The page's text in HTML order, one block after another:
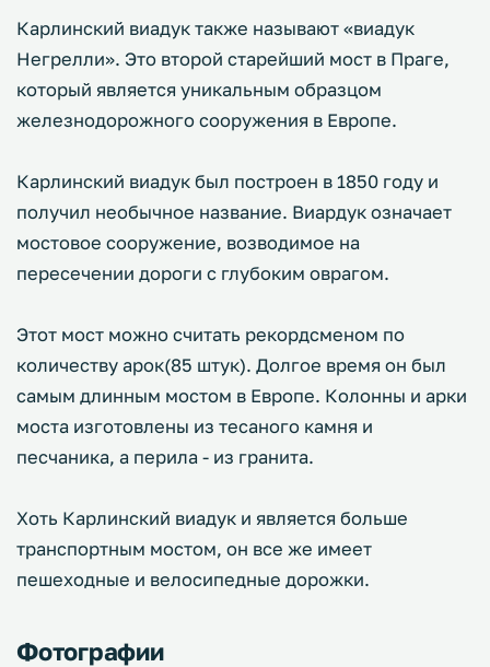
Карлинский виадук также называют «виадук
Негрелли». Это второй старейший мост в Праге,
который является уникальным образцом
железнодорожного сооружения в Европе.
Карлинский виадук был построен в 1850 году и
получил необычное название. Виардук означает
мостовое сооружение, возводимое на
пересечении дороги с глубоким оврагом.
Этот мост можно считать рекордсменом по
количеству арок(85 штук). Долгое время он был
самым длинным мостом в Европе. Колонны и арки
моста изготовлены из тесаного камня и
песчаника, а перила - из гранита.
Хоть Карлинский виадук и является больше
транспортным мостом, он все же имеет
пешеходные и велосипедные дорожки.
Фотографии